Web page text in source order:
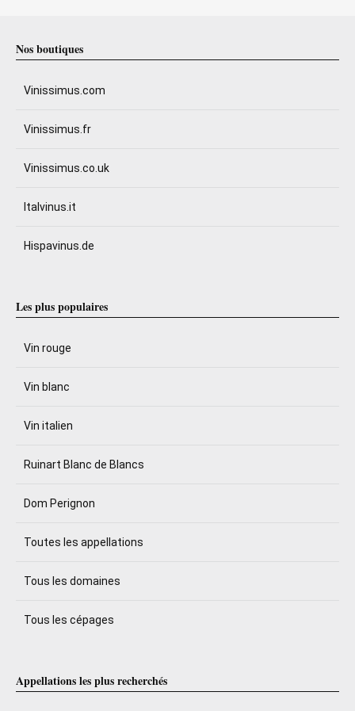
Nos boutiques
Vinissimus.com
Vinissimus.fr
Vinissimus.co.uk
Italvinus.it
Hispavinus.de
Les plus populaires
Vin rouge
Vin blanc
Vin italien
Ruinart Blanc de Blancs
Dom Perignon
Toutes les appellations
Tous les domaines
Tous les cépages
Appellations les plus recherchés